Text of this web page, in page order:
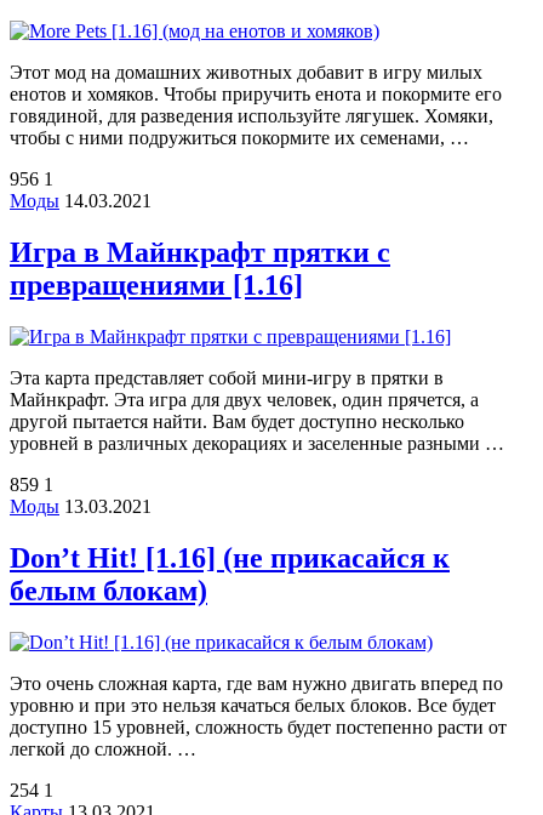
Этот мод на домашних животных добавит в игру милых
енотов и хомяков. Чтобы приручить енота и покормите его
говядиной, для разведения используйте лягушек. Хомяки,
чтобы с ними подружиться покормите их семенами, …
956 1
Моды 14.03.2021
Игра в Майнкрафт прятки с
превращениями [1.16]
Эта карта представляет собой мини-игру в прятки в
Майнкрафт. Эта игра для двух человек, один прячется, а
другой пытается найти. Вам будет доступно несколько
уровней в различных декорациях и заселенные разными …
859 1
Моды 13.03.2021
Don’t Hit! [1.16] (не прикасайся к
белым блокам)
Это очень сложная карта, где вам нужно двигать вперед по
уровню и при это нельзя качаться белых блоков. Все будет
доступно 15 уровней, сложность будет постепенно расти от
легкой до сложной. …
254 1